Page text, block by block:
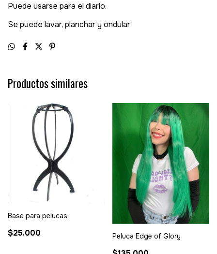
Puede usarse para el diario.
Se puede lavar, planchar y ondular
Productos similares
Base para pelucas
$25.000 Peluca Edge of Glory